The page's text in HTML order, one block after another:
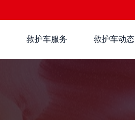
救护车服务 救护车动态